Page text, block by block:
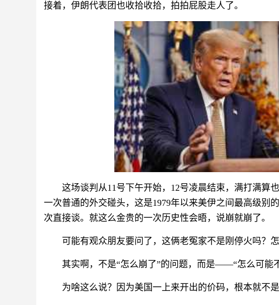
接着，伊朗代表团也收拾收拾，拍拍屁股走人了。
这场谈判从11号下午开始，12号凌晨结束，满打满算
一次普通的外交碰头，这是1979年以来美伊之间最高级别
次直接谈。就这么金贵的一次历史性会晤，说崩就崩了。
可能有观众朋友要问了，这俩老冤家不是刚停火吗？
其实啊，不是“怎么崩了”的问题，而是——“怎么可能
为啥这么说？因为美国一上来开出的价码，根本就不